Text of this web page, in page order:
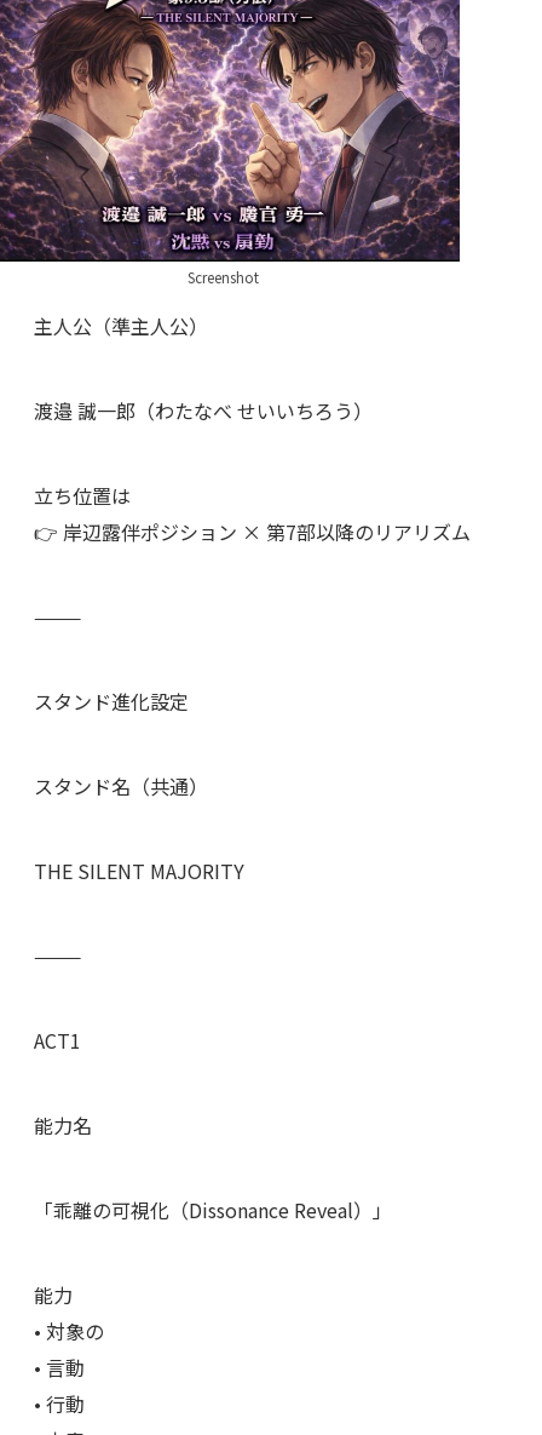
Screenshot
主人公（準主人公）
渡邉 誠一郎（わたなべ せいいちろう）
立ち位置は
👉 岸辺露伴ポジション × 第7部以降のリアリズム
⸻
スタンド進化設定
スタンド名（共通）
THE SILENT MAJORITY
⸻
ACT1
能力名
「乖離の可視化（Dissonance Reveal）」
能力
• 対象の
• 言動
• 行動